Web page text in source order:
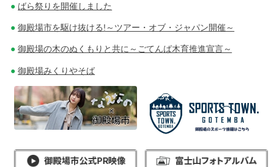
ばら祭りを開催しました
御殿場市を駆け抜ける!～ツアー・オブ・ジャパン開催～
御殿場の木のぬくもりと共に～ごてんば木育推進宣言～
御殿場みくりやそば